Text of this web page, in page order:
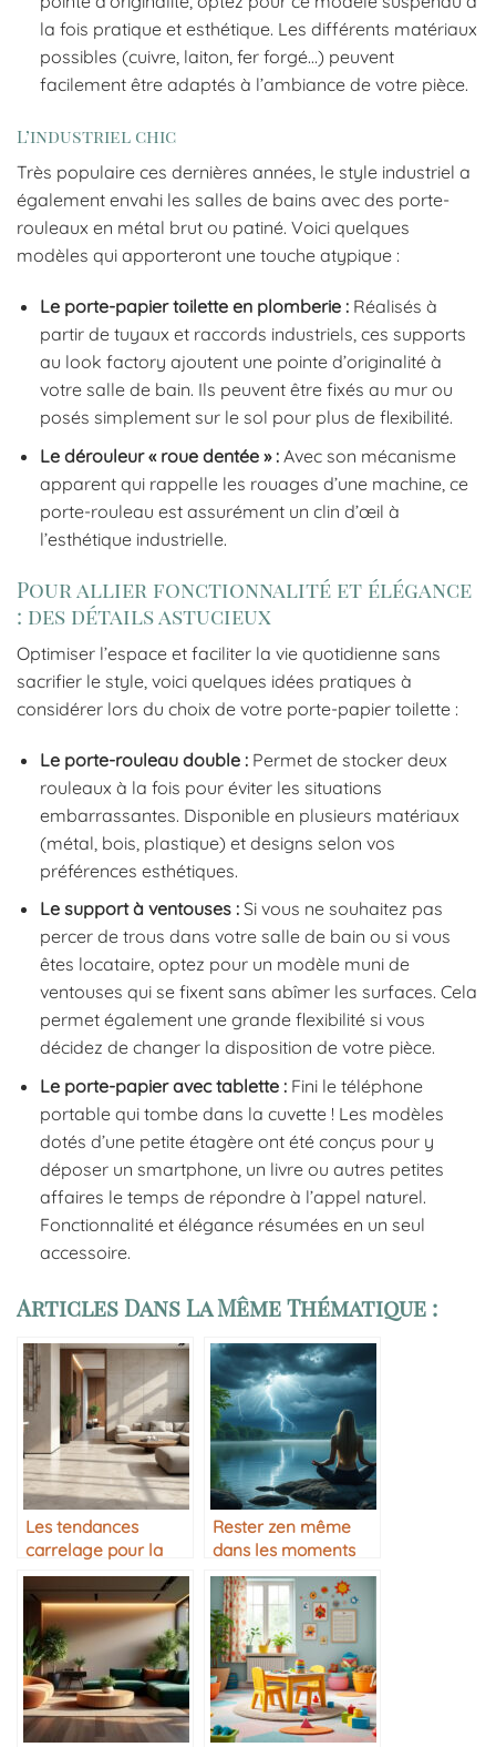
la fois pratique et esthétique. Les différents matériaux
possibles (cuivre, laiton, fer forgé…) peuvent
facilement être adaptés à l’ambiance de votre pièce.
L’industriel chic
Très populaire ces dernières années, le style industriel a
également envahi les salles de bains avec des porte-
rouleaux en métal brut ou patiné. Voici quelques
modèles qui apporteront une touche atypique :
Le porte-papier toilette en plomberie :Réalisés à
partir de tuyaux et raccords industriels, ces supports
au look factory ajoutent une pointe d’originalité à
votre salle de bain. Ils peuvent être fixés au mur ou
posés simplement sur le sol pour plus de flexibilité.
Le dérouleur « roue dentée » :Avec son mécanisme
apparent qui rappelle les rouages d’une machine, ce
porte-rouleau est assurément un clin d’œil à
l’esthétique industrielle.
Pour allier fonctionnalité et élégance
: des détails astucieux
Optimiser l’espace et faciliter la vie quotidienne sans
sacrifier le style, voici quelques idées pratiques à
considérer lors du choix de votre porte-papier toilette :
Le porte-rouleau double :Permet de stocker deux
rouleaux à la fois pour éviter les situations
embarrassantes. Disponible en plusieurs matériaux
(métal, bois, plastique) et designs selon vos
préférences esthétiques.
Le support à ventouses :Si vous ne souhaitez pas
percer de trous dans votre salle de bain ou si vous
êtes locataire, optez pour un modèle muni de
ventouses qui se fixent sans abîmer les surfaces. Cela
permet également une grande flexibilité si vous
décidez de changer la disposition de votre pièce.
Le porte-papier avec tablette :Fini le téléphone
portable qui tombe dans la cuvette ! Les modèles
dotés d’une petite étagère ont été conçus pour y
déposer un smartphone, un livre ou autres petites
affaires le temps de répondre à l’appel naturel.
Fonctionnalité et élégance résumées en un seul
accessoire.
Articles Dans La Même Thématique :
Les tendances
carrelage pour la
maison
Rester zen même
dans les moments
difficiles